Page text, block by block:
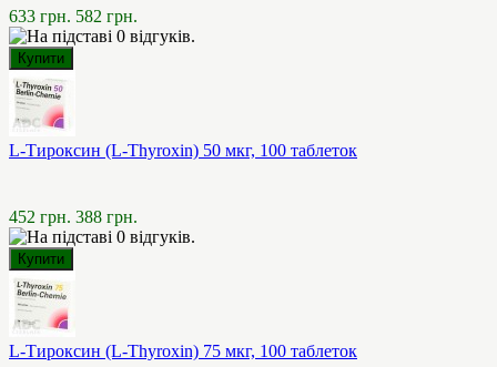
633 грн. 582 грн.
L-Тироксин (L-Thyroxin) 50 мкг, 100 таблеток
452 грн. 388 грн.
L-Тироксин (L-Thyroxin) 75 мкг, 100 таблеток